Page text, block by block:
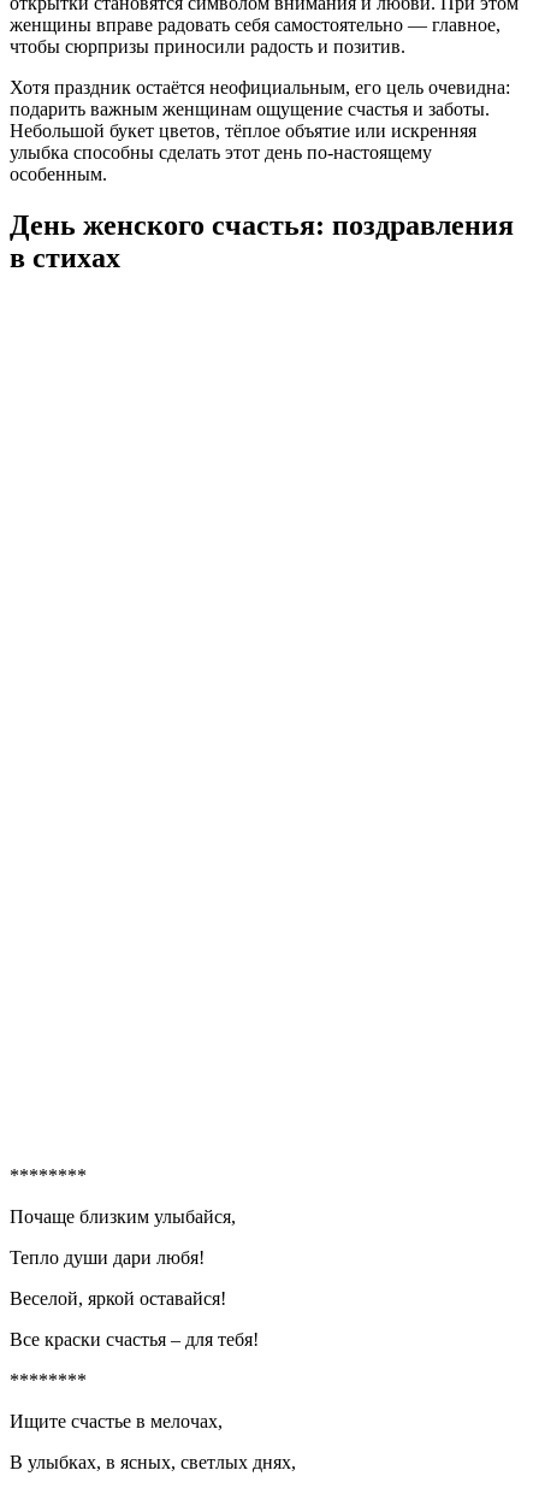
женщины вправе радовать себя самостоятельно — главное,
чтобы сюрпризы приносили радость и позитив.
Хотя праздник остаётся неофициальным, его цель очевидна:
подарить важным женщинам ощущение счастья и заботы.
Небольшой букет цветов, тёплое объятие или искренняя
улыбка способны сделать этот день по-настоящему
особенным.
День женского счастья: поздравления
в стихах
********
Почаще близким улыбайся,
Тепло души дари любя!
Веселой, яркой оставайся!
Все краски счастья – для тебя!
********
Ищите счастье в мелочах,
В улыбках, в ясных, светлых днях,